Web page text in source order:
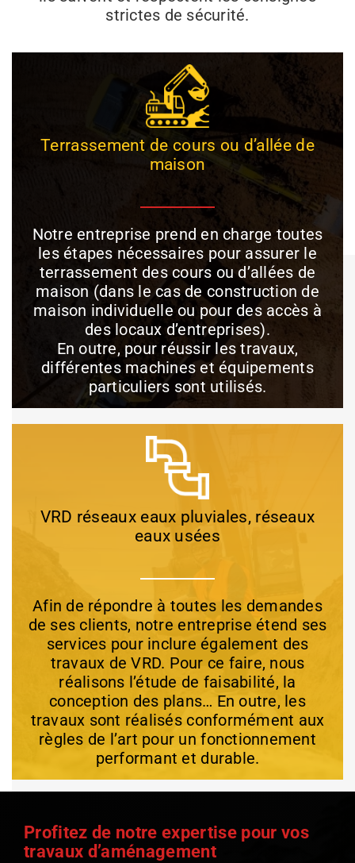
strictes de sécurité.
Terrassement de cours ou d’allée de
maison
Notre entreprise prend en charge toutes
les étapes nécessaires pour assurer le
terrassement des cours ou d’allées de
maison (dans le cas de construction de
maison individuelle ou pour des accès à
des locaux d’entreprises).
En outre, pour réussir les travaux,
différentes machines et équipements
particuliers sont utilisés.
VRD réseaux eaux pluviales, réseaux
eaux usées
Afin de répondre à toutes les demandes
de ses clients, notre entreprise étend ses
services pour inclure également des
travaux de VRD. Pour ce faire, nous
réalisons l’étude de faisabilité, la
conception des plans… En outre, les
travaux sont réalisés conformément aux
règles de l’art pour un fonctionnement
performant et durable.
Profitez de notre expertise pour vos
travaux d’aménagement